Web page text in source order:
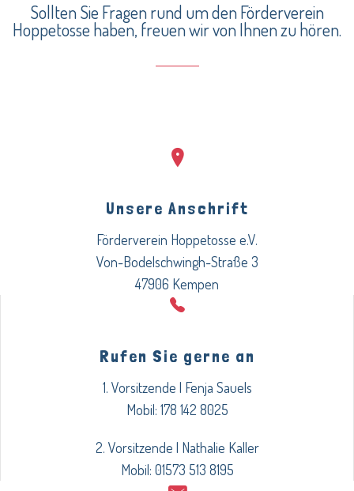
Sollten Sie Fragen rund um den Förderverein
Hoppetosse haben, freuen wir von Ihnen zu hören.
Unsere Anschrift
Förderverein Hoppetosse e.V.
Von-Bodelschwingh-Straße 3
47906 Kempen
Rufen Sie gerne an
1. Vorsitzende | Fenja Sauels
Mobil: 178 142 8025
2. Vorsitzende | Nathalie Kaller
Mobil: 01573 513 8195